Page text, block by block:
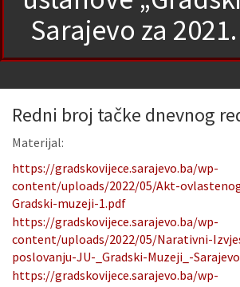
Sarajevo za
Redni broj tačke dnevnog
Materijal:
https://gradskovijece.sarajevo.ba/wp-
content/uploads/2022/05/Akt-
Gradski-muzeji-1.pdf
https://gradskovijece.sarajevo.ba/wp-
content/uploads/2022/05/Narativni-
poslovanju-JU-_Gradski-Muzeji_-
https://gradskovijece.sarajevo.ba/wp-